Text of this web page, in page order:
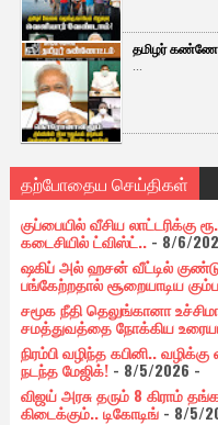
தமிழர்
...
தற்போதைய செய்திகள்
குப்பையில் வீசிய லாட்டரிக்கு
கடைசியில் ட்விஸ்ட்..- 8/6/
ஷகிப் அல் ஹசன் வீட்டில்
பங்கேற்றதால் சூறையாடிய
சமூக நீதி தெலுங்கானா
சமத்துவத்தை நோக்கிய
நிரம்பி வழிந்த கபினி..
நடந்த மேஜிக்!- 8/5/2026 -
விஜய் அரசு தரும் 8 கிராம்
கிடைக்கும்.. டிகோடிங்- 8/5/